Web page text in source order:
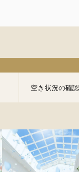
空き状況の確認